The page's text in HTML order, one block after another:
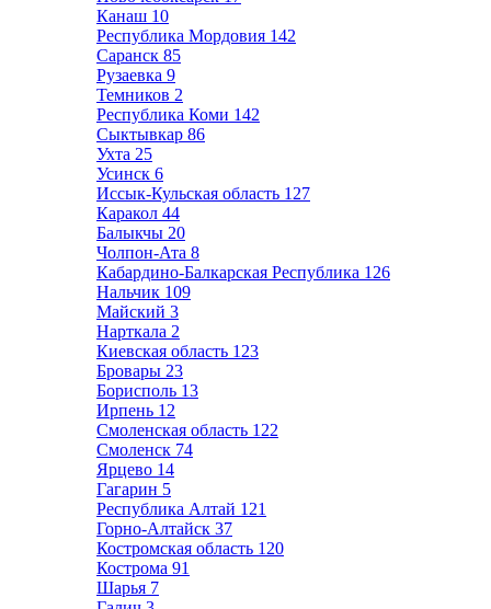
Канаш 10
Республика Мордовия 142
Саранск 85
Рузаевка 9
Темников 2
Республика Коми 142
Сыктывкар 86
Ухта 25
Усинск 6
Иссык-Кульская область 127
Каракол 44
Балыкчы 20
Чолпон-Ата 8
Кабардино-Балкарская Республика 126
Нальчик 109
Майский 3
Нарткала 2
Киевская область 123
Бровары 23
Борисполь 13
Ирпень 12
Смоленская область 122
Смоленск 74
Ярцево 14
Гагарин 5
Республика Алтай 121
Горно-Алтайск 37
Костромская область 120
Кострома 91
Шарья 7